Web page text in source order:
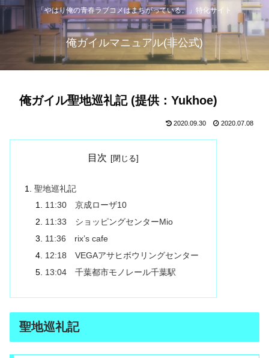
「やはり俺の青春ラブコメはまちがっている。」特化サイト
俺ガイルマニュアル(非公式)
俺ガイル聖地巡礼記 (提供：Yukhoe)
2020.09.30 2020.07.08
目次
聖地巡礼記
11:30 京成ローザ10
11:33 ショッピングセンターMio
11:36 rix’s cafe
12:18 VEGAアサヒボウリングセンター
13:04 千葉都市モノレール千葉駅
聖地巡礼記